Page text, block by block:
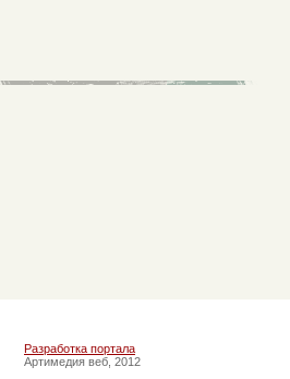
Разработка портала
Артимедия веб, 2012